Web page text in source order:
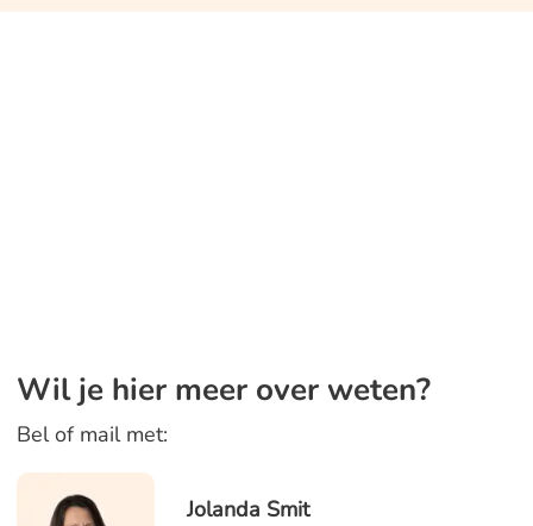
Wil je hier meer over weten?
Bel of mail met:
Jolanda Smit